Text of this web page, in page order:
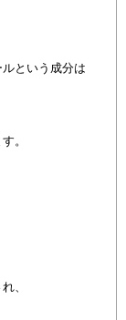
という成分は
。
、